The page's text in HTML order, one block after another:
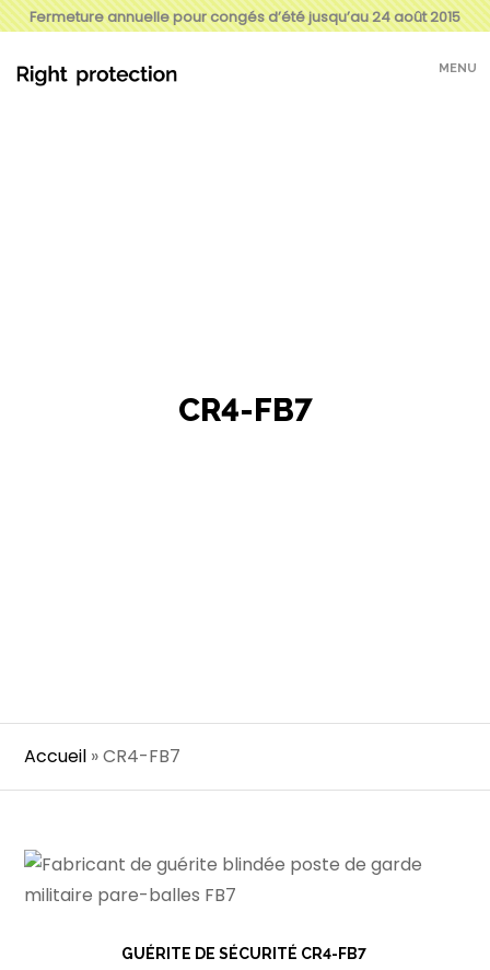
Fermeture annuelle pour congés d’été jusqu’au 24 août 2015
MENU
CR4-FB7
Accueil »CR4-FB7
GUÉRITE DE SÉCURITÉ CR4-FB7